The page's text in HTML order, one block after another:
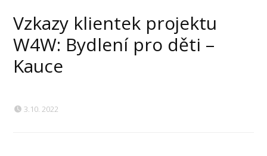
Vzkazy klientek projektu
W4W: Bydlení pro děti –
Kauce
3.10. 2022